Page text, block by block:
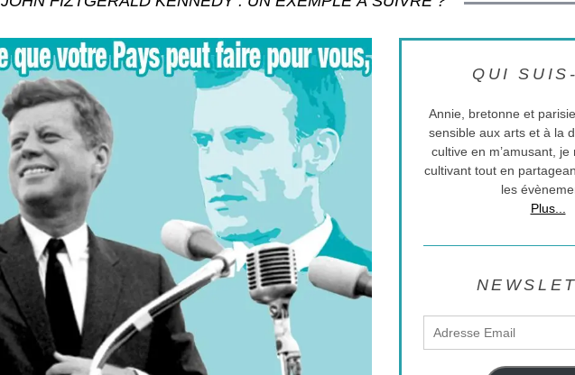
QUI
Annie, bretonne et
sensible aux arts et à la
cultive en m’amusant, je
cultivant tout en
les
Plus...